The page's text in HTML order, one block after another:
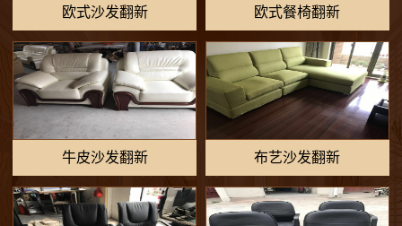
欧式沙发翻新 欧式餐椅翻新
牛皮沙发翻新 布艺沙发翻新